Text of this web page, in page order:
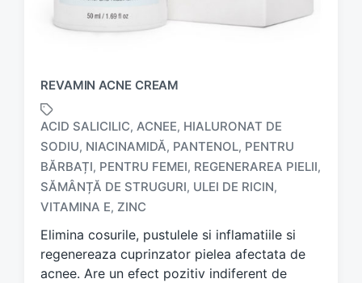
REVAMIN ACNE CREAM
T
a
g
e
d
w
ACID SALICILIC, ACNEE, HIALURONAT DE
SODIU, NIACINAMIDĂ, PANTENOL, PENTRU
BĂRBAȚI, PENTRU FEMEI, REGENERAREA PIELII,
SĂMÂNȚĂ DE STRUGURI, ULEI DE RICIN,
VITAMINA E, ZINC
Elimina cosurile, pustulele si inflamatiile si
regenereaza cuprinzator pielea afectata de
acnee. Are un efect pozitiv indiferent de